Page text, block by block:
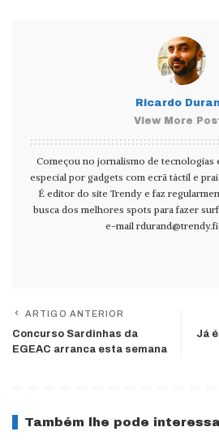
Ricardo
View More
Começou no jornalismo de tecnologias
especial por gadgets com ecrã táctil e
É editor do site Trendy e faz
busca dos melhores spots para fazer
e-mail
ARTIGO ANTERIOR
Concurso Sardinhas da
EGEAC arranca esta semana
Já
Também lhe pode